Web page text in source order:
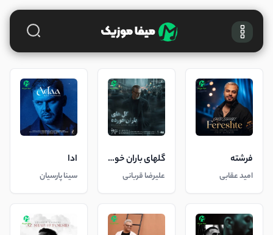
فرشته
امید عقابی
گلهای باران خورده
علیرضا قربانی
ادا
سینا پارسیان